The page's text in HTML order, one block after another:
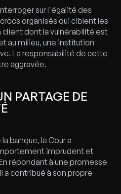
sur l'égalité des
organisés qui ciblent les
client dont la vulnérabilité est
au milieu, une institution
La responsabilité de cette
aggravée.
PARTAGE DE
banque, la Cour a
imprudent et
répondant à une promesse
a contribué à son propre